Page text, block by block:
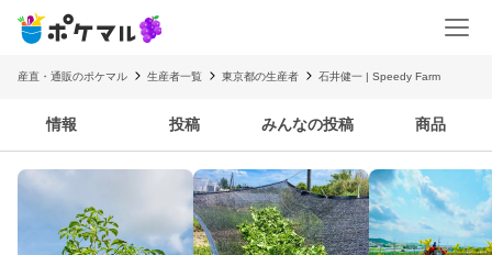
産直・通販のポケマル 生産者一覧 東京都の生産者 石井健一 | Speedy Farm
情報 投稿 みんなの投稿 商品